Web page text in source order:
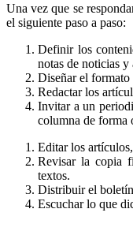
Una vez que se
el siguiente paso a paso:
Definir los
notas de noticias
Diseñar el
Redactar los
Invitar a un
columna de forma
Editar los
Revisar la copia
textos.
Distribuir el
Escuchar lo que